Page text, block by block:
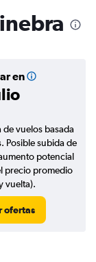
en
vuelos basada
Posible subida de
potencial
precio promedio
vuelta).
ofertas